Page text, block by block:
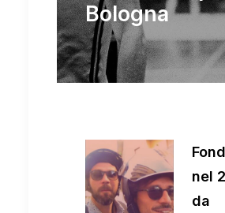
Bologna
nel
da